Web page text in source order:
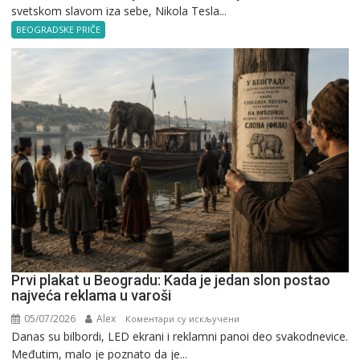
Beogradu
svetskom slavom iza sebe, Nikola Tesla...
BEOGRADSKE PRIČE
Prvi plakat u Beogradu: Kada je jedan slon postao
najveća reklama u varoši
05/07/2026 Alex Коментари су искључени
Prvi
Danas su bilbordi, LED ekrani i reklamni panoi deo svakodnevice.
Međutim, malo je poznato da je...